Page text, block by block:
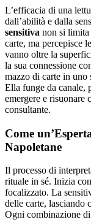
L’efficacia di una
dall’abilità e dalla
sensitiva non si
carte, ma percepisce
vanno oltre la
la sua connessione
mazzo di carte in uno
Ella funge da canale,
emergere e risuonare
consultante.
Come
Napoletane
Il processo di
rituale in sé. Inizia
focalizzato. La
delle carte, lasciando
Ogni combinazione